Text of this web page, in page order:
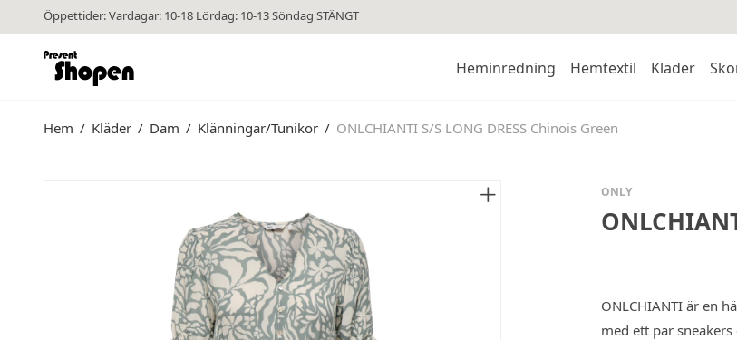
Öppettider: Vardagar: 10-18 Lördag: 10-13 Söndag STÄNGT
Heminredning Hemtextil Kläder
Hem / Kläder / Dam / Klänningar/Tunikor / ONLCHIANTI S/S LONG DRESS Chinois Green
ONLY
ONLCHIANTI är en
med ett par